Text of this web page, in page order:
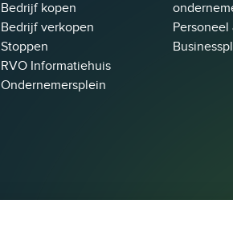
Bedrijf kopen
Bedrijf verkopen
Stoppen
RVO Informatiehuis
Ondernemersplein
Personeel